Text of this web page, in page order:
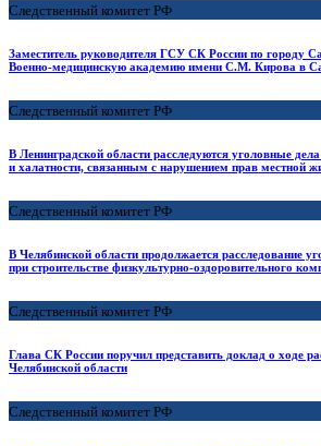
Следственный комитет РФ
Заместитель руководителя ГСУ СК России по городу
Военно-медицинскую академию имени С.М. Кирова в
Следственный комитет РФ
В Ленинградской области расследуются уголовные
и халатности, связанным с нарушением прав местной
Следственный комитет РФ
В Челябинской области продолжается расследование
при строительстве физкультурно-оздоровительного
Следственный комитет РФ
Глава СК России поручил представить доклад о ходе
Челябинской области
Следственный комитет РФ